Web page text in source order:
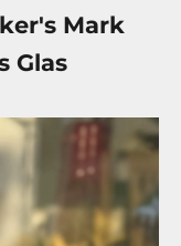
Mark
Glas